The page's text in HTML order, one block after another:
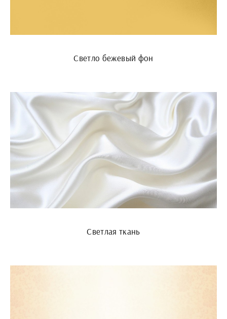
Светло бежевый фон
Светлая ткань